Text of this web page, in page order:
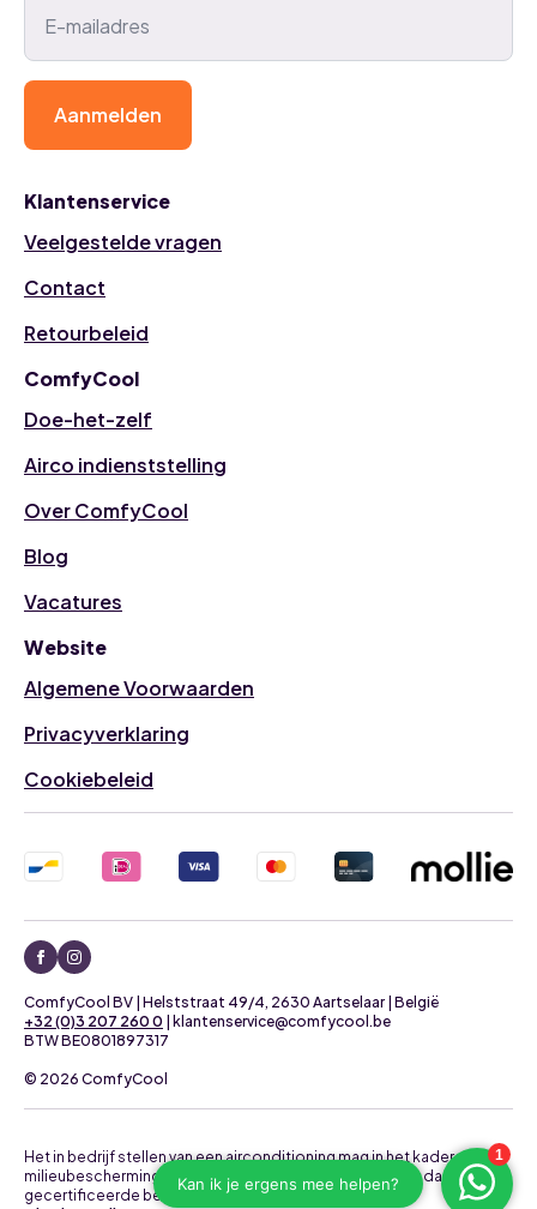
Klantenservice
Veelgestelde vragen
Contact
Retourbeleid
ComfyCool
Doe-het-zelf
Airco indienststelling
Over ComfyCool
Blog
Vacatures
Website
Algemene Voorwaarden
Privacyverklaring
Cookiebeleid
Aanmelden
© 2026 ComfyCool
+32 (0)3 207 260 0 | klantenservice@comfycool.be
BTW BE0801897317
ComfyCool BV | Helststraat 49/4, 2630 Aartselaar | België
Het in bedrijf stellen van een airconditioning mag in het kader van
milieubescherming uitsluitend uitgevoerd worden door daartoe
gecertificeerde bedrijven.Neem contact op voor een